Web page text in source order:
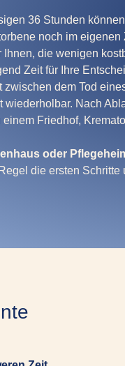
36 Stunden
noch im
die wenigen
Zeit für Ihre
dem Tod
Nach
Friedhof,
oder
die ersten Schritte